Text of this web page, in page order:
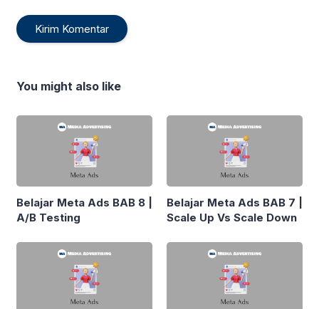
You might also like
Belajar Meta Ads BAB 8 |
A/B Testing
Belajar Meta Ads BAB 7 |
Scale Up Vs Scale Down